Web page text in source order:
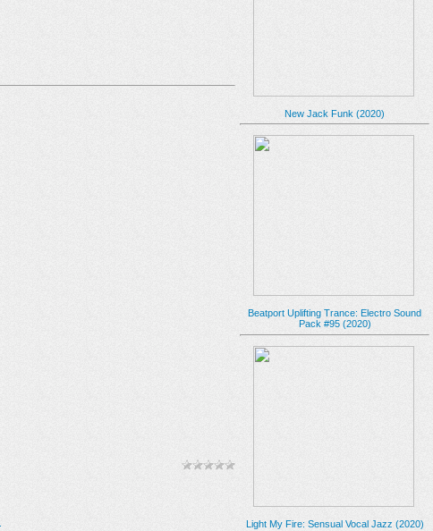
New Jack Funk (2020)
Beatport Uplifting Trance: Electro Sound
Pack #95 (2020)
Light My Fire: Sensual Vocal Jazz (2020)